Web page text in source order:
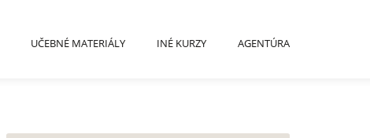
UČEBNÉ MATERIÁLY INÉ KURZY AGENTÚRA